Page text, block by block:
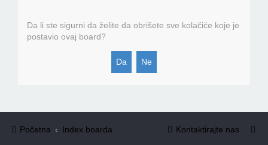
Da li ste sigurni da želite da obrišete sve kolačiće koje je
postavio ovaj board?
Početna Index boarda Kontaktirajte nas